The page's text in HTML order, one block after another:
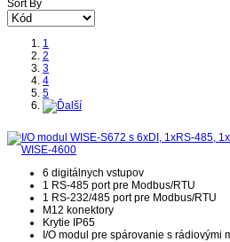
Sort By
1
2
3
4
5
6 digitálnych vstupov
1 RS-485 port pre Modbus/RTU
1 RS-232/485 port pre Modbus/RTU
M12 konektory
Krytie IP65
I/O modul pre spárovanie s rádiovými